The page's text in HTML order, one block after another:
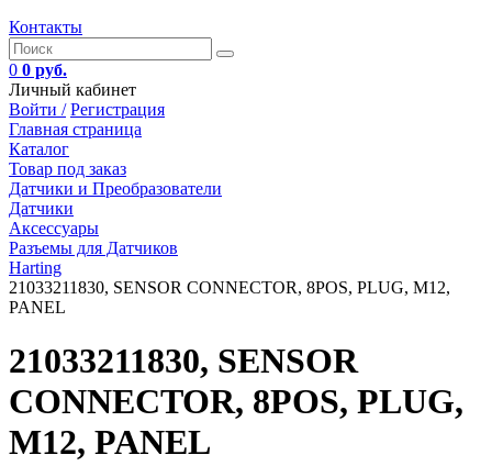
Контакты
0 0 руб.
Личный кабинет
Войти / Регистрация
Главная страница
Каталог
Товар под заказ
Датчики и Преобразователи
Датчики
Аксессуары
Разъемы для Датчиков
Harting
21033211830, SENSOR CONNECTOR, 8POS, PLUG, M12,
PANEL
21033211830, SENSOR
CONNECTOR, 8POS, PLUG,
M12, PANEL